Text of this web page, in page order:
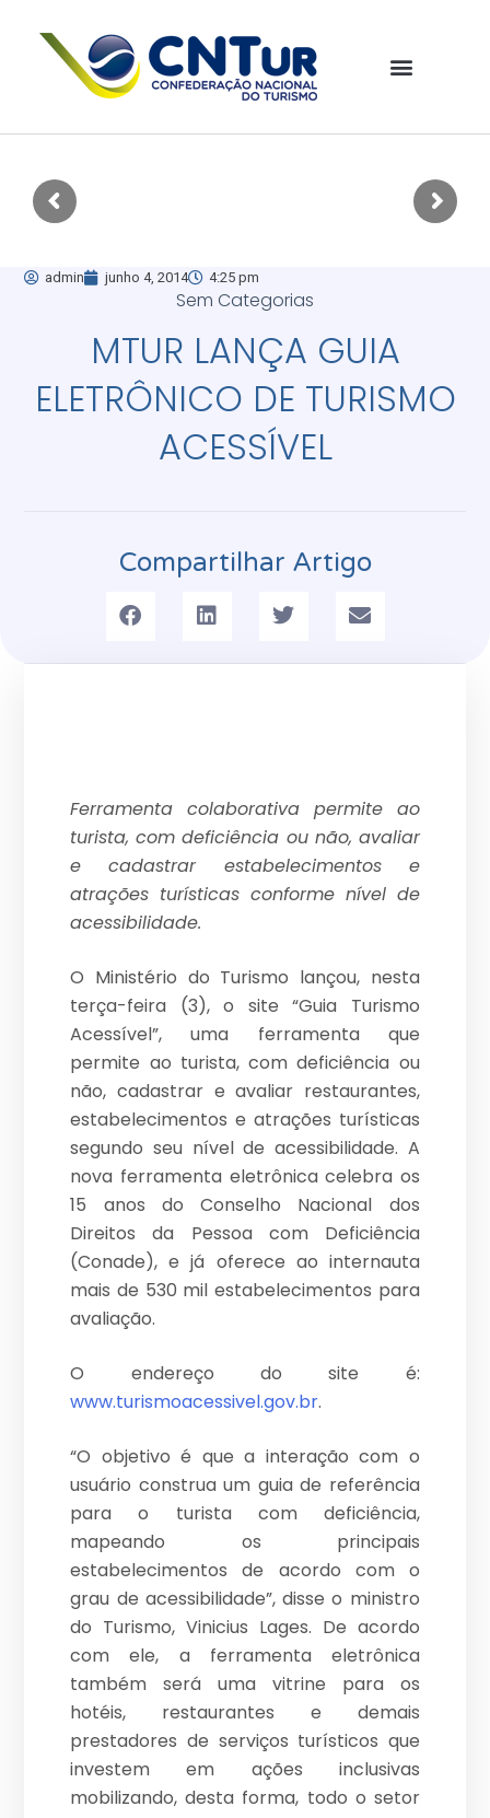
admin junho 4, 2014 4:25 pm
Sem Categorias
MTUR LANÇA GUIA
ELETRÔNICO DE TURISMO
ACESSÍVEL
Compartilhar Artigo
Ferramenta colaborativa permite ao
turista, com deficiência ou não, avaliar
e cadastrar estabelecimentos e
atrações turísticas conforme nível de
acessibilidade.
O Ministério do Turismo lançou, nesta
terça-feira (3), o site “Guia Turismo
Acessível”, uma ferramenta que
permite ao turista, com deficiência ou
não, cadastrar e avaliar restaurantes,
estabelecimentos e atrações turísticas
segundo seu nível de acessibilidade. A
nova ferramenta eletrônica celebra os
15 anos do Conselho Nacional dos
Direitos da Pessoa com Deficiência
(Conade), e já oferece ao internauta
mais de 530 mil estabelecimentos para
avaliação.
O endereço do site é:
www.turismoacessivel.gov.br.
“O objetivo é que a interação com o
usuário construa um guia de referência
para o turista com deficiência,
mapeando os principais
estabelecimentos de acordo com o
grau de acessibilidade”, disse o ministro
do Turismo, Vinicius Lages. De acordo
com ele, a ferramenta eletrônica
também será uma vitrine para os
hotéis, restaurantes e demais
prestadores de serviços turísticos que
investem em ações inclusivas
mobilizando, desta forma, todo o setor